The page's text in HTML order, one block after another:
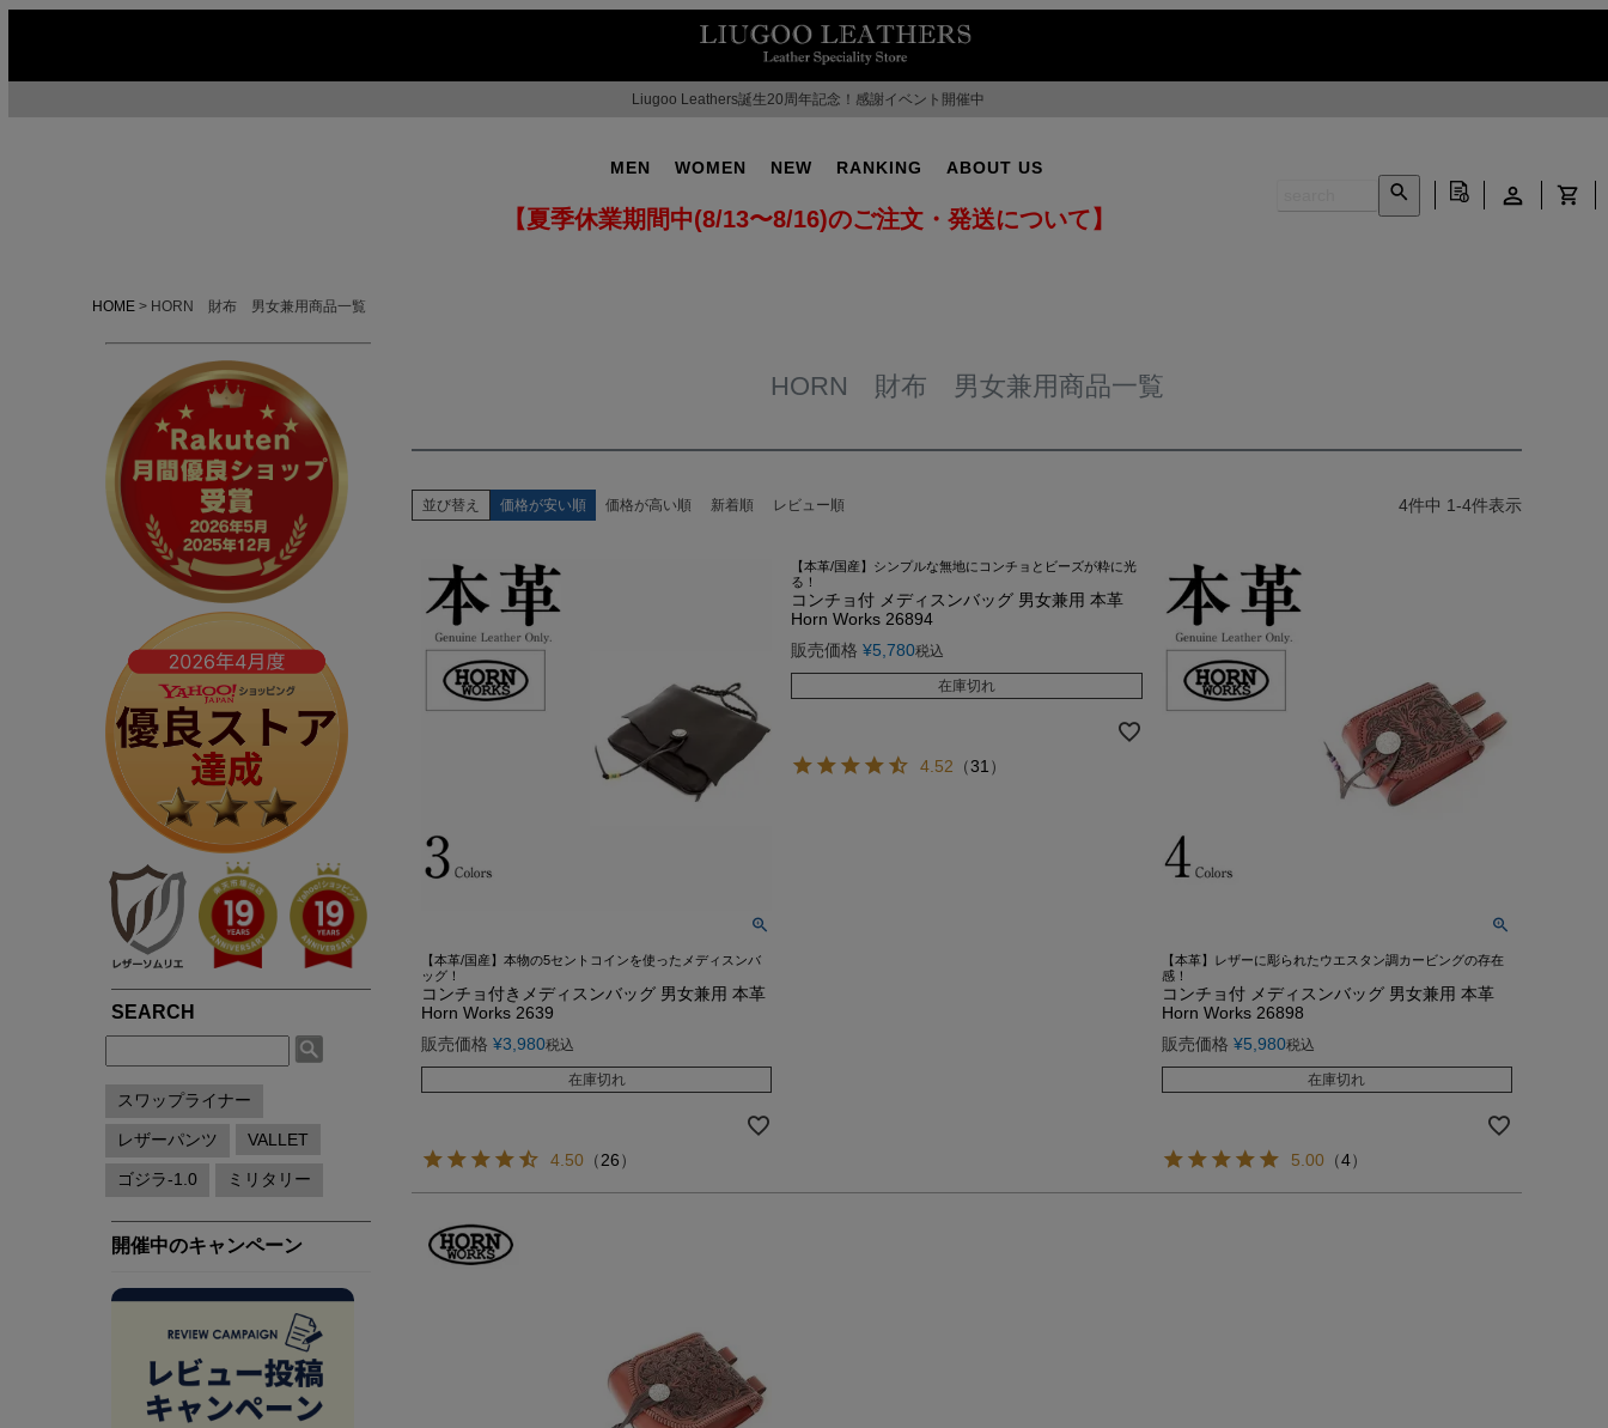
Liugoo Leathers誕生20周年記念！感謝イベント開催中
MEN
今季イチオシ
MOTORCYCLE ▶
春夏専用ライダース
シングルライダース
ダブルライダース
MCクラブベスト
レザーパンツ
LEATHER GOODS ▶
レザーインテリア
レザーエプロン
レザーベルト
HOT No.1
RUGGED CASUAL ▶
パーカー / ジャージ
スカジャン
SMART CASUAL ▶
HOT No.2
A-2 フライトジャケット
MA-1 フライトジャケット
N-1 デッキジャケット
B-3 フライトジャケット
ファラオコート
トレンチコート
スタンドカラーコート
ゴジラ－1.0神木隆之介さんご着用モデル
LIUGOO LEATHERS×VIBECA Co.
ドラマ-24JAPAN 主演衣装採用モデル
ANA WINGSパイロット訓練生ユニフォーム
OUTLET・SALE ▶
配布中のクーポン▶
レビュー投稿キャンペーン▶
お買い物ガイド
WOMEN
TOWN WEAR ▶
ライダース
ブルゾン
レザーコート
MOTORCYCLE ▶
シングルライダース
ダブルライダース
DOWN / MOUTON ▶
ダウンジャケット・コート
ムートンジャケット・コート
GOODS ▶
クッションカバー
チェアパッド
ムートンラグ
バッグ・ポーチ
SPECIAL COLLECTION ▶
ゴジラ－1.0神木隆之介さんご着用モデル
ANA WINGSパイロット訓練生ユニフォーム
LEATHER CARE ▶
OUTLET・SALE ▶
配布中のクーポン▶
レビュー投稿キャンペーン▶
NEW RANKING ABOUT US
ABOUT US ▶
LIUGOOとは?
LIUGOOのミッション・ビジョン
皮革衣料にこだわる理由
高品質・低価格を実現できている理由
品質・安全管理体制の構築
サスティナビリティ
途上国生産を通じての社会貢献
著名人や大企業も認める品質の高さ
楽天ショップレビュー4.83点の高評価
SERVICE ▶
5つの安心サービス
永年品質保証制度
永年品質保証制度の申請
3,980円以上で送料無料
返品送料も無料！自宅で試着 再入荷案内/受注生産
24時間365日-AIチャットサポート
レビュー投稿キャンペーン
LINEお友だち特典
OUTLET
COLLABO
MEDIA-映画/ドラマ/TV
LINE
STAFF BLOG
YOUTUBE
OEM/ODM-製造相談-
卸販売のご案内
衣装協力
FAQ・お問い合わせ
【夏季休業期間中(8/13〜8/16)のご注文・発送について】
HOME HORN 財布 男女兼用商品一覧
HORN 財布 男女兼用商品一覧
並び替え 価格が安い順 価格が高い順 新着順 レビュー順 4件中 1-4件表示
【本革/国産】本物の5セントコインを使ったメディスンバ
ッグ！
コンチョ付きメディスンバッグ 男女兼用 本革
Horn Works 2639
販売価格 ¥3,980税込
在庫切れ
4.50 （26）
【本革/国産】シンプルな無地にコンチョとビーズが粋に光
る！
コンチョ付 メディスンバッグ 男女兼用 本革
Horn Works 26894
販売価格 ¥5,780税込
在庫切れ
4.52 （31 ）
【本革】レザーに彫られたウエスタン調カービングの存在
感！
コンチョ付 メディスンバッグ 男女兼用 本革
Horn Works 26898
販売価格 ¥5,980税込
在庫切れ
5.00 （4）